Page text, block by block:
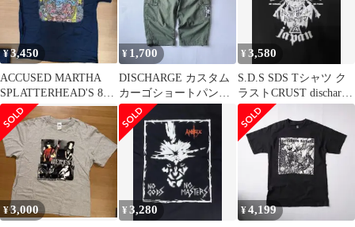
¥3,450
ACCUSED MARTHA
SPLATTERHEAD'S 80
ハードコア
¥ 1,700
DISCHARGE カスタム
カーゴショートパンツ
ハードコアpunk GISM
¥3,580
S.D.S SDS Tシャツ ク
ラストCRUST discharge
GISM
¥3,000 ¥3,280 ¥4,199